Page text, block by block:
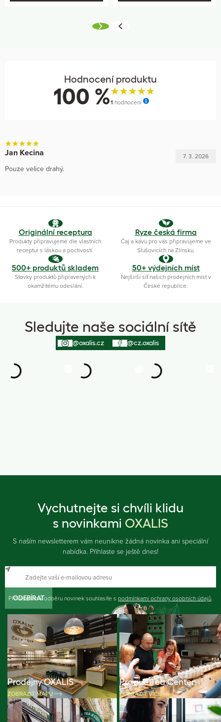
Hodnocení produktu
100 %1 hodnocení
Jan Kecina 7. 3. 2026
Pouze velice drahý.
Originální receptura
Produkty připravujeme dle vlastních
receptur s láskou a poctivostí.
Ryze česká firma
Čaj a kávu pro vás připravujeme ve
Slušovicích na Zlínsku.
500+ produktů skladem
Stovky produktů připravených k
okamžitému odeslání.
50+ výdejních míst
Nejširší síť našich prodejních míst v
České republice.
Sledujte naše sociální sítě
@oxalis.cz @cz.oxalis
Vychutnejte si chvíli klidu
s novinkami OXALIS
S naším newsletterem vám neunikne žádná novinka ani speciální
nabídka. Přihlaste se ještě dnes!
ODEBÍRAT
Přihlášením k odběru novinek souhlasíte s podmínkami ochrany osobních údajů.
Prodejny OXALIS
ZOBRAZIT MAPU
Prague Tea Center
ZOBRAZIT VÍCE